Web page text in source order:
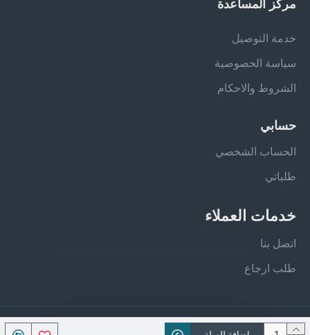
مركز المساعدة
خدمة التوصيل
سياسة الخصوصية
الشروط والاحكام
حسابي
الحساب الشخصي
طلباتي
خدمات العملاء
اتصل بنا
طلب ارجاع
جميع الحقوق محفوظة - فيلان ستور